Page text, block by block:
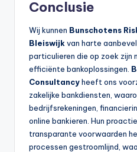
Conclusie
Wij kunnen Bunschotens
Bleiswijkvan harte
particulieren die op zoek zijn
efficiënte bankoplossingen.
Consultancyheeft ons
zakelijke bankdiensten,
bedrijfsrekeningen,
online bankieren. Hun
transparante voorwaarden
processen gestroomlijnd,